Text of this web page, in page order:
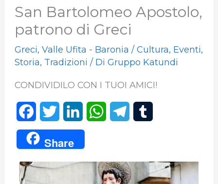
San Bartolomeo Apostolo,
patrono di Greci
Greci, Valle Ufita - Baronia / Cultura, Eventi,
Storia, Tradizioni / Di Gruppo Katundi
CONDIVIDILO CON I TUOI AMICI!
a
c
e
w
i
t
i
n
W
t e b
Share